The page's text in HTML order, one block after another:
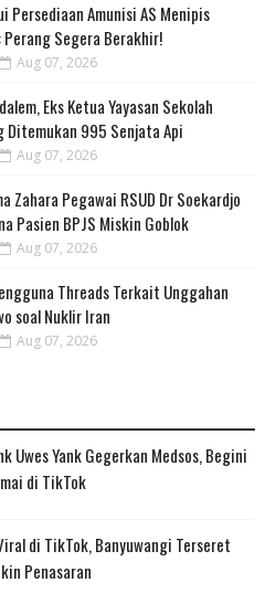
Persediaan Amunisi AS Menipis
Segera Berakhir!
Aug 07, 2026
Eks Ketua Yayasan Sekolah
Ditemukan 995 Senjata Api
Aug 07, 2026
Zahara Pegawai RSUD Dr Soekardjo
Pasien BPJS Miskin Goblok
Aug 07, 2026
Threads Terkait Unggahan
soal Nuklir Iran
Aug 07, 2026
Uwes Yank Gegerkan Medsos, Begini
di TikTok
di TikTok, Banyuwangi Terseret
Penasaran